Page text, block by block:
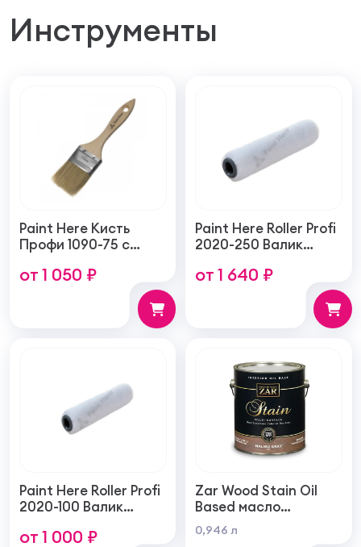
Инструменты
Paint Here Кисть
Профи 1090-75 с
щетиной плоская
от 1 050 ₽
Paint Here Roller Profi
2020-250 Валик
тонкую гладкую
структуру покрытия
от 1 640 ₽
Paint Here Roller Profi
2020-100 Валик
тонкую гладкую
от 1 000 ₽
Zar Wood Stain Oil
Based масло
тонирующая по
дереву
0,946 л